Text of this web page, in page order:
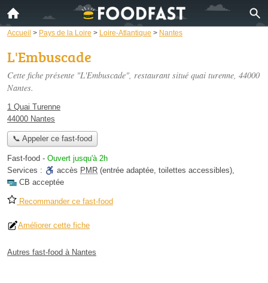
Accueil > Pays de la Loire > Loire-Atlantique > Nantes
L'Embuscade
Cette fiche présente "L'Embuscade", restaurant situé quai turenne, 44000
Nantes.
1 Quai Turenne
44000 Nantes
📞 Appeler ce fast-food
Fast-food - Ouvert jusqu'à 2h
Services :
accès PMR (entrée adaptée, toilettes accessibles),
CB acceptée
Recommander ce fast-food
Améliorer cette fiche
Autres fast-food à Nantes